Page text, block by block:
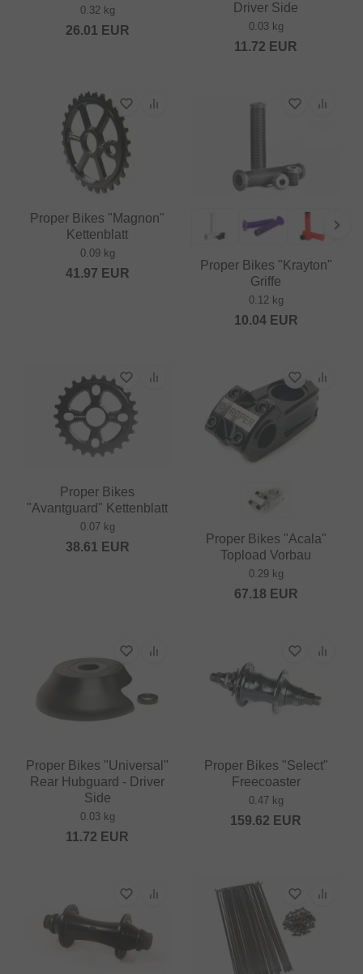
0.32 kg
26.01 EUR
Driver Side
0.03 kg
11.72 EUR
Proper Bikes "Magnon"
Kettenblatt
0.09 kg
41.97 EUR
Proper Bikes "Krayton"
Griffe
0.12 kg
10.04EUR
Proper Bikes
"Avantguard" Kettenblatt
0.07 kg
38.61 EUR
Proper Bikes "Acala"
Topload Vorbau
0.29 kg
67.18 EUR
Proper Bikes "Universal"
Rear Hubguard - Driver
Side
0.03 kg
11.72 EUR
Proper Bikes "Select"
Freecoaster
0.47 kg
159.62 EUR